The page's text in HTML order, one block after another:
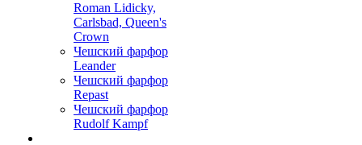
Roman Lidicky,
Carlsbad, Queen's
Crown
Чешский фарфор
Leander
Чешский фарфор
Repast
Чешский фарфор
Rudolf Kampf